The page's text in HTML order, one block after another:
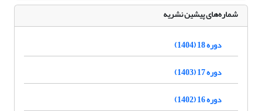
شماره‌های پیشین نشریه
دوره 18 (1404)
دوره 17 (1403)
دوره 16 (1402)